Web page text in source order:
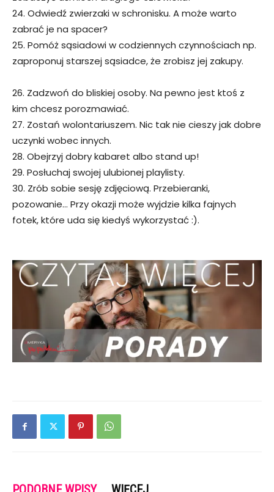
24. Odwiedź zwierzaki w schronisku. A może warto
zabrać je na spacer?
25. Pomóż sąsiadowi w codziennych czynnościach np.
zaproponuj starszej sąsiadce, że zrobisz jej zakupy.
26. Zadzwoń do bliskiej osoby. Na pewno jest ktoś z
kim chcesz porozmawiać.
27. Zostań wolontariuszem. Nic tak nie cieszy jak dobre
uczynki wobec innych.
28. Obejrzyj dobry kabaret albo stand up!
29. Posłuchaj swojej ulubionej playlisty.
30. Zrób sobie sesję zdjęciową. Przebieranki,
pozowanie… Przy okazji może wyjdzie kilka fajnych
fotek, które uda się kiedyś wykorzystać :).